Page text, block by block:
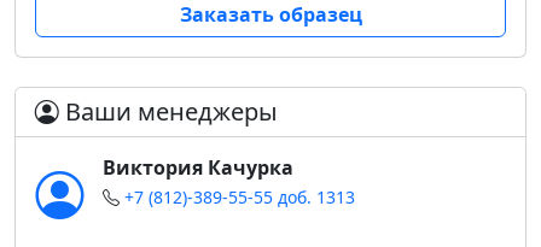
Заказать образец
Ваши менеджеры
Виктория Качурка
+7 (812)-389-55-55 доб. 1313